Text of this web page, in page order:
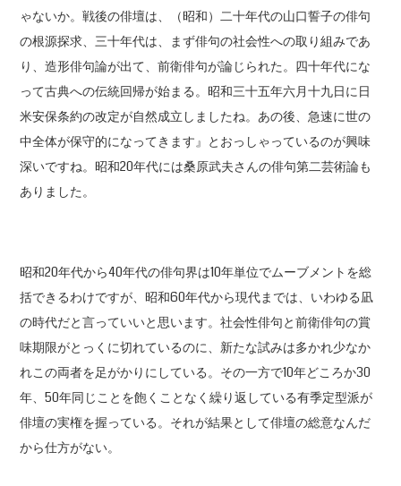
ゃないか。戦後の俳壇は、（昭和）二十年代の山口誓子の俳句
の根源探求、三十年代は、まず俳句の社会性への取り組みであ
り、造形俳句論が出て、前衛俳句が論じられた。四十年代にな
って古典への伝統回帰が始まる。昭和三十五年六月十九日に日
米安保条約の改定が自然成立しましたね。あの後、急速に世の
中全体が保守的になってきます』とおっしゃっているのが興味
深いですね。昭和20年代には桑原武夫さんの俳句第二芸術論も
ありました。
昭和20年代から40年代の俳句界は10年単位でムーブメントを総
括できるわけですが、昭和60年代から現代までは、いわゆる凪
の時代だと言っていいと思います。社会性俳句と前衛俳句の賞
味期限がとっくに切れているのに、新たな試みは多かれ少なか
れこの両者を足がかりにしている。その一方で10年どころか30
年、50年同じことを飽くことなく繰り返している有季定型派が
俳壇の実権を握っている。それが結果として俳壇の総意なんだ
から仕方がない。